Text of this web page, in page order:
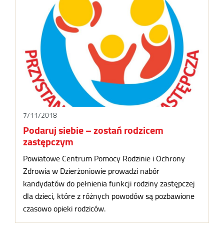
7/11/2018
Podaruj siebie – zostań rodzicem
zastępczym
Powiatowe Centrum Pomocy Rodzinie i Ochrony
Zdrowia w Dzierżoniowie prowadzi nabór
kandydatów do pełnienia funkcji rodziny zastępczej
dla dzieci, które z różnych powodów są pozbawione
czasowo opieki rodziców.